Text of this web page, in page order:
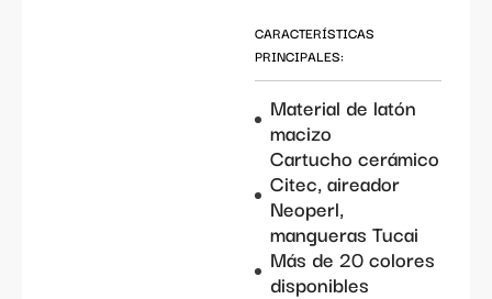
CARACTERÍSTICAS
PRINCIPALES:
Material de latón
macizo
Cartucho cerámico
Citec, aireador
Neoperl,
mangueras Tucai
Más de 20 colores
disponibles